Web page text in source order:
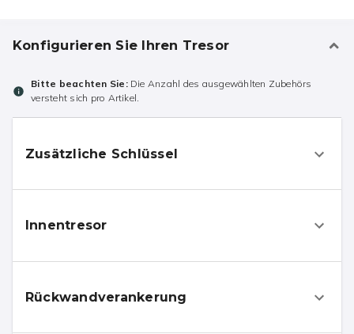
Konfigurieren Sie Ihren Tresor
Bitte beachten Sie:Die Anzahl des ausgewählten Zubehörs
versteht sich pro Artikel.
Zusätzliche Schlüssel
Innentresor
Rückwandverankerung